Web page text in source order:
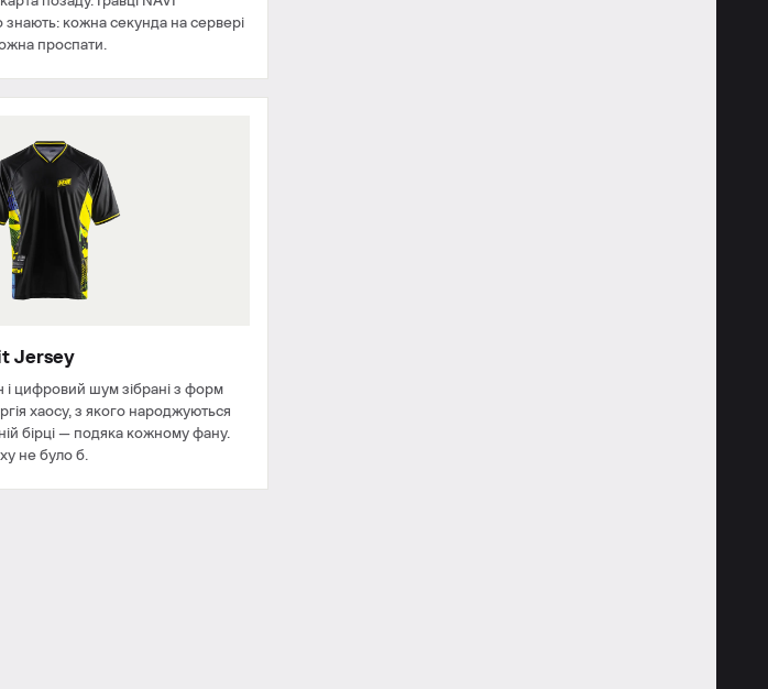
кожна секунда на сервері
проспати.
Jersey
і цифровий шум зібрані з форм
хаосу, з якого народжуються
бірці — подяка кожному фану.
не було б.